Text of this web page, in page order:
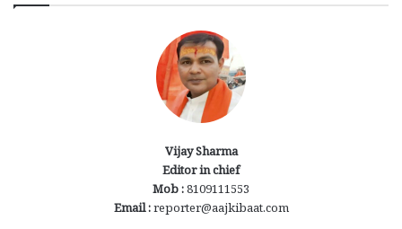
Vijay Sharma
Editor in chief
Mob :8109111553
Email :reporter@aajkibaat.com